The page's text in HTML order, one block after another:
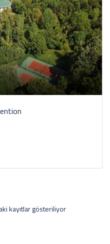
kayıtlar gösteriliyor